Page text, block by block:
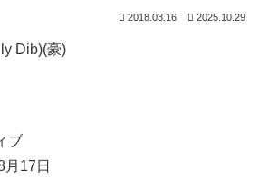
2018.03.16 2025.10.29
Dib)(豪)
ブ
17日